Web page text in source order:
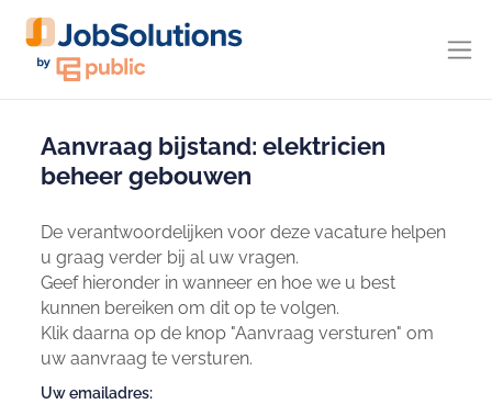
Aanvraag bijstand: elektricien
beheer gebouwen
De verantwoordelijken voor deze vacature helpen
u graag verder bij al uw vragen.
Geef hieronder in wanneer en hoe we u best
kunnen bereiken om dit op te volgen.
Klik daarna op de knop "Aanvraag versturen" om
uw aanvraag te versturen.
Uw emailadres: